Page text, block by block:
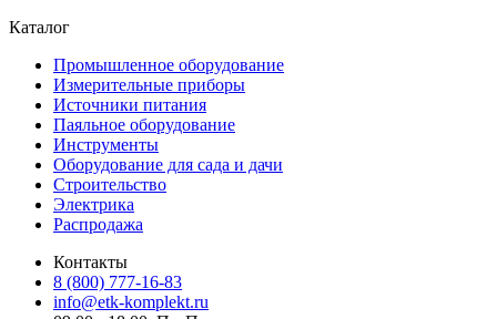
Каталог
Промышленное оборудование
Измерительные приборы
Источники питания
Паяльное оборудование
Инструменты
Оборудование для сада и дачи
Строительство
Электрика
Распродажа
Контакты
8 (800) 777-16-83
info@etk-komplekt.ru